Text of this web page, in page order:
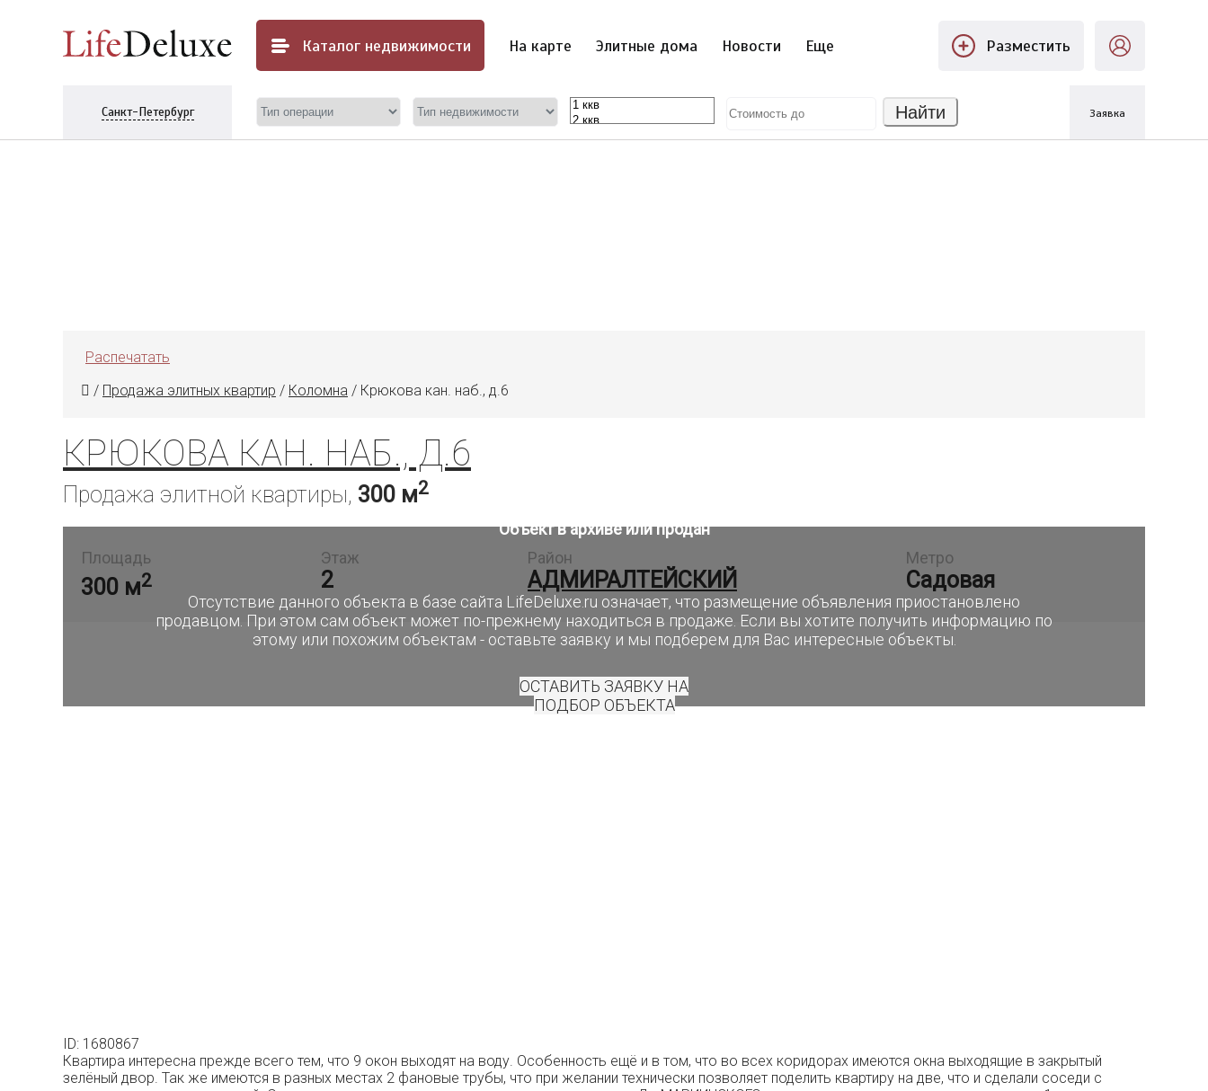
Каталог недвижимости На карте Элитные дома Новости Еще Разместить
Санкт-Петербург Найти Заявка
Распечатать
/ Продажа элитных квартир / Коломна / Крюкова кан. наб., д.6
КРЮКОВА КАН. НАБ., Д.6
Продажа элитной квартиры, 300 м2
Объект в архиве или продан
Отсутствие данного объекта в базе сайта LifeDeluxe.ru означает, что размещение объявления приостановлено
продавцом. При этом сам объект может по-прежнему находиться в продаже. Если вы хотите получить информацию по
этому или похожим объектам - оставьте заявку и мы подберем для Вас интересные объекты.
ОСТАВИТЬ ЗАЯВКУ НА
ПОДБОР ОБЪЕКТА
Площадь
300 м2
Этаж
2
Район
АДМИРАЛТЕЙСКИЙ
Метро
Садовая
ID: 1680867
Квартира интересна прежде всего тем, что 9 окон выходят на воду. Особенность ещё и в том, что во всех коридорах имеются окна выходящие в закрытый
зелёный двор. Так же имеются в разных местах 2 фановые трубы, что при желании технически позволяет поделить квартиру на две, что и сделали соседи с